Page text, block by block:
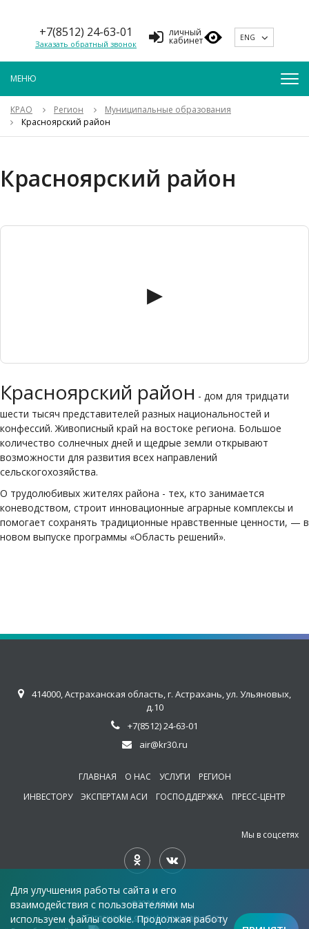
+7(8512) 24-63-01
Заказать обратный звонок
личный
кабинет ENG
КРАО Регион
Муниципальные образования
Красноярский район
Красноярский район
▶
Красноярский район - дом для тридцати
шести тысяч представителей разных национальностей и
конфессий. Живописный край на востоке региона. Большое
количество солнечных дней и щедрые земли открывают
возможности для развития всех направлений
сельскогохозяйства.
О трудолюбивых жителях района - тех, кто занимается
коневодством, строит инновационные аграрные комплексы и
помогает сохранять традиционные нравственные ценности, — в
новом выпуске программы «Область решений».
414000, Астраханская область, г. Астрахань, ул. Ульяновых,
д.10
+7(8512) 24-63-01
air@kr30.ru
ГЛАВНАЯ О НАС УСЛУГИ
РЕГИОН
ИНВЕСТОРУ
ЭКСПЕРТАМ АСИ ГОСПОДДЕРЖКА ПРЕСС-ЦЕНТР
Мы в соцсетях
©2026 КРAO
Соглашение о конфиденциальности
Для улучшения работы сайта и его
взаимодействия с пользователями мы
используем файлы cookie. Продолжая работу